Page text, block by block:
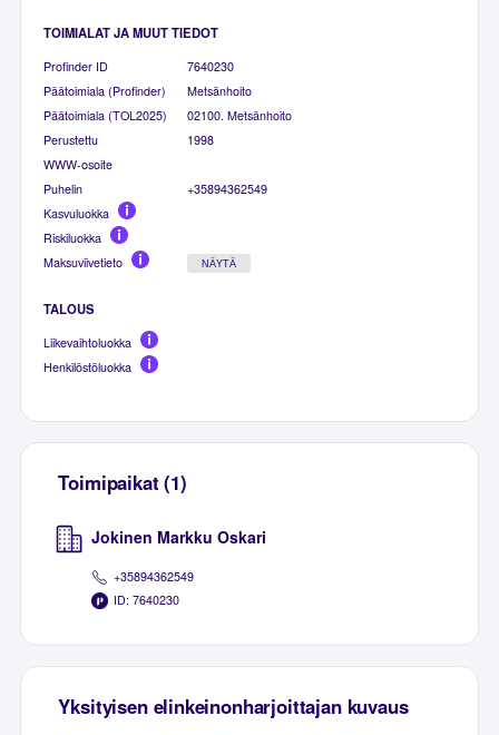
TOIMIALAT JA MUUT TIEDOT
Profinder ID
7640230
Päätoimiala (Profinder)
Metsänhoito
Päätoimiala (TOL2025)
02100. Metsänhoito
Perustettu
1998
WWW-osoite
Puhelin
+35894362549
Kasvuluokka
Riskiluokka
Maksuviivetieto
NÄYTÄ
TALOUS
Liikevaihtoluokka
Henkilöstöluokka
Toimipaikat (1)
Jokinen Markku Oskari
+35894362549
ID: 7640230
Yksityisen elinkeinonharjoittajan kuvaus